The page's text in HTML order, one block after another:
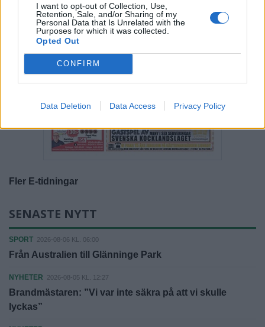
I want to opt-out of Collection, Use,
Retention, Sale, and/or Sharing of my
Personal Data that Is Unrelated with the
Purposes for which it was collected.
Opted Out
CONFIRM
Data Deletion Data Access Privacy Policy
Fler E-tidningar
SENASTE NYTT
SPORT 2026-08-06 KL. 06:00
Från Australien till Glänninge Park
NYHETER 2026-08-05 KL. 12:27
Brandmästaren: ”Vi var inte säkra på att vi skulle
lyckas”